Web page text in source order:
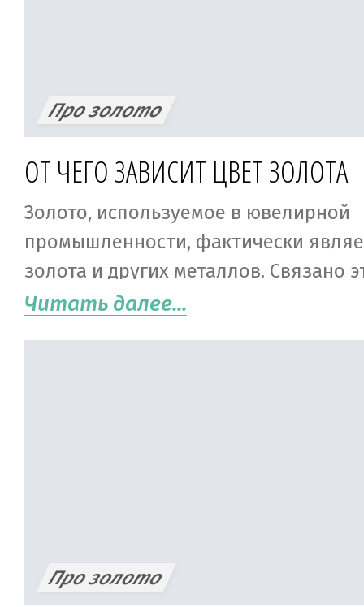
Про золото
ОТ ЧЕГО ЗАВИСИТ ЦВЕТ ЗОЛОТА
Золото, используемое в ювелирной
промышленности, фактически
золота и других металлов. Связано
образом с тем, что чистое золото –
Читать далее...
Про золото